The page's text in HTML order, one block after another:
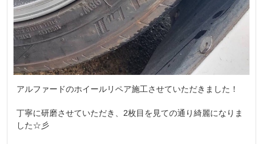
アルファードのホイールリペア施工させていただきました！
丁寧に研磨させていただき、2枚目を見ての通り綺麗になりま
した☆彡